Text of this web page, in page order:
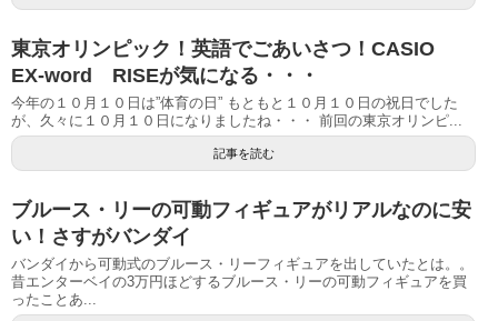
東京オリンピック！英語でごあいさつ！CASIO
EX-word RISEが気になる・・・
今年の１０月１０日は”体育の日” もともと１０月１０日の祝日でした
が、久々に１０月１０日になりましたね・・・ 前回の東京オリンピ...
記事を読む
ブルース・リーの可動フィギュアがリアルなのに安
い！さすがバンダイ
バンダイから可動式のブルース・リーフィギュアを出していたとは。。
昔エンターベイの3万円ほどするブルース・リーの可動フィギュアを買
ったことあ...